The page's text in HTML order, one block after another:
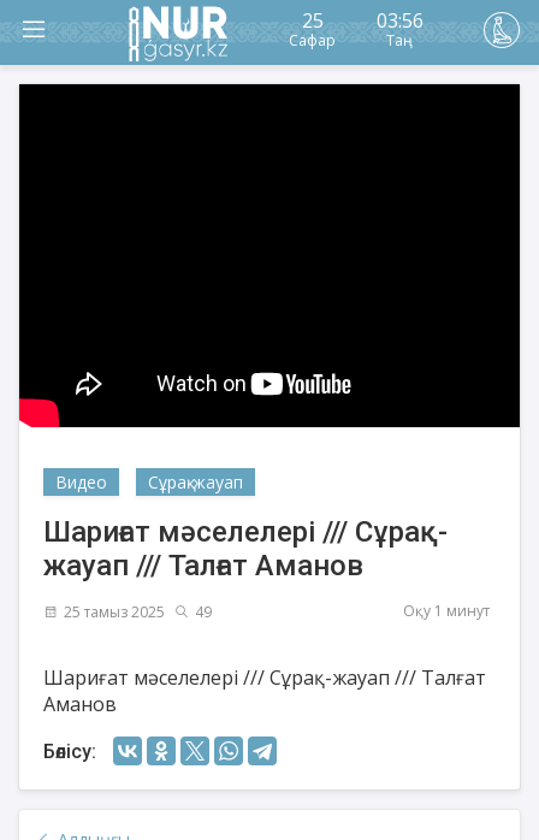
25
Сафар
03:56
Таң
Видео Сұрақ-жауап
Шариғат мәселелері /// Сұрақ-
жауап /// Талғат Аманов
25 тамыз 2025 49 Оқу 1 минут
Шариғат мәселелері /// Сұрақ-жауап /// Талғат
Аманов
Бөлісу: